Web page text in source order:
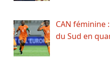
CAN féminine
du Sud en